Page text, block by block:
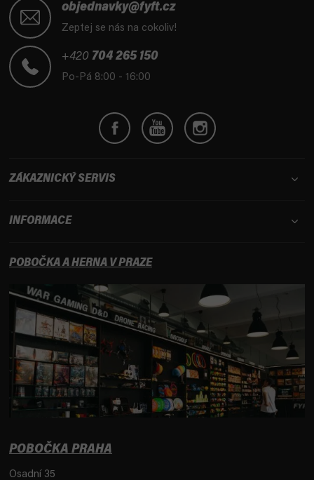
objednavky@fyft.cz
Zeptej se nás na cokoliv!
+420 704 265 150
Po-Pá 8:00 - 16:00
ZÁKAZNICKÝ SERVIS
INFORMACE
POBOČKA A HERNA V PRAZE
POBOČKA PRAHA
Osadní 35